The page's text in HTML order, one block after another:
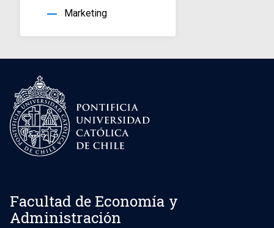
horizontal_rule Marketing
Facultad de Economía y
Administración